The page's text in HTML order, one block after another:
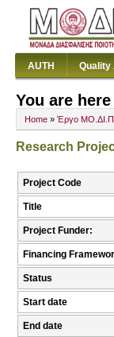
AUTH Quality
You are here
Home » Έργο ΜΟ.ΔΙ.Π.
Research
Project Code
Title
Project Funder:
Financing
Status
Start date
End date